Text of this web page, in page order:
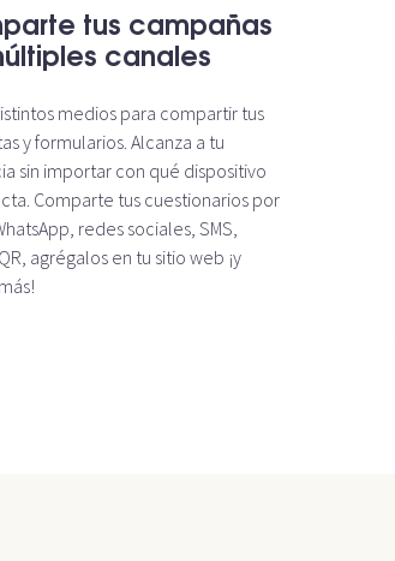
tus campañas
canales
medios para compartir tus
y formularios. Alcanza a tu
sin importar con qué dispositivo
Comparte tus cuestionarios por
redes sociales, SMS,
agrégalos en tu sitio web ¡y